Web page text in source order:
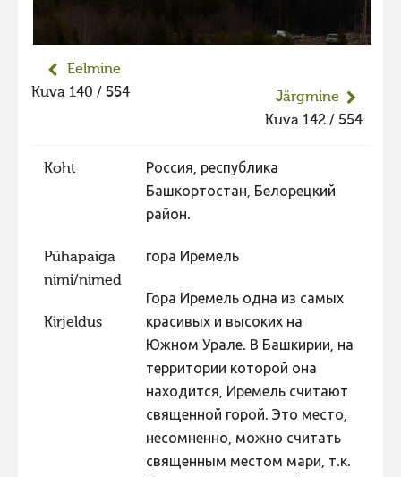
Liikuvad kuvad 2025
Hiite kuvavõistlus 2023 lisa
Liikuvad kuvad 2023
Liikuvad kuvad 2022
Hiite kuvavõistlus 2021
Hiite kuvavõistlus 2021 lisa
Liikuvad kuvad 2021
Hiite kuvavõistlus 2020
Hiite kuvavõistlus 2020 lisa
Eelmine
Kuva 140 / 554
Järgmine
Kuva 142 / 554
Koht
Россия, республика
Башкортостан, Белорецкий
район.
Pühapaiga
nimi/nimed
гора Иремель
Kirjeldus
Гора Иремель одна из самых
красивых и высоких на
Южном Урале. В Башкирии, на
территории которой она
находится, Иремель считают
священной горой. Это место,
несомненно, можно считать
священным местом мари, т.к.